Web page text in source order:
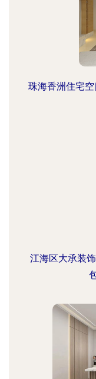
珠海香洲住宅
江海区大承装